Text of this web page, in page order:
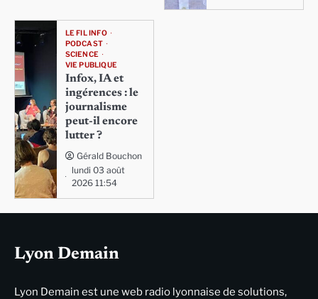
LE FIL INFO
PODCAST
SCIENCE
VIE PUBLIQUE
Infox, IA et
ingérences : le
journalisme
peut-il encore
lutter ?
Gérald Bouchon
lundi 03 août
2026 11:54
Lyon Demain
Lyon Demain est une web radio lyonnaise de solutions,